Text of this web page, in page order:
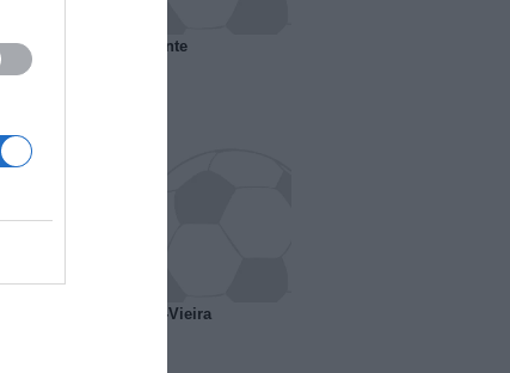
senza presidente
scambio Davids-Vieira